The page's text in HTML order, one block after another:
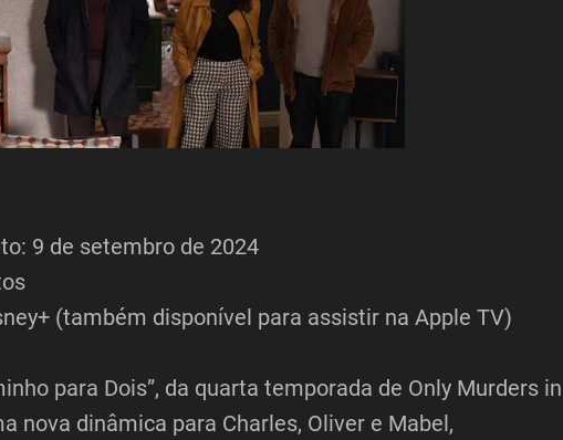
9 de setembro de 2024
(também disponível para assistir na Apple TV)
para Dois”, da quarta temporada de Only Murders in
nova dinâmica para Charles, Oliver e Mabel,